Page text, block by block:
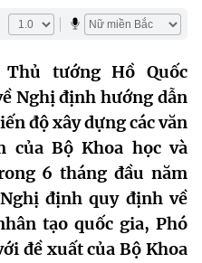
Thủ tướng Hồ Quốc
Nghị định hướng dẫn
độ xây dựng các văn
của Bộ Khoa học và
6 tháng đầu năm
định quy định về
tạo quốc gia, Phó
đề xuất của Bộ Khoa